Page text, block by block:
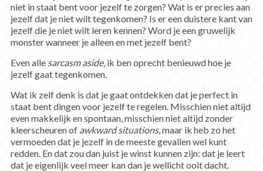
niet in staat bent voor jezelf te zorgen? Wat is er precies aan
jezelf dat je niet wílt tegenkomen? Is er een duistere kant van
jezelf die je niet wilt leren kennen? Word je een gruwelijk
monster wanneer je alleen en met jezelf bent?
Even alle sarcasm aside, ik ben oprecht benieuwd hoe je
jezelf gaat tegenkomen.
Wat ik zelf denk is dat je gaat ontdekken dat je perfect in
staat bent dingen voor jezelf te regelen. Misschien niet altijd
even makkelijk en spontaan, misschien niet altijd zonder
kleerscheuren of awkward situations, maar ik heb zo het
vermoeden dat je jezelf in de meeste gevallen wel kunt
redden. En dat zou dan juist je winst kunnen zijn: dat je leert
dat je eigenlijk veel meer kan dan je wellicht ooit dacht.